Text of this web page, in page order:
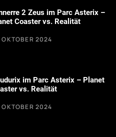
2 Zeus im Parc Asterix –
Coaster vs. Realität
OKTOBER 2024
im Parc Asterix – Planet
vs. Realität
OKTOBER 2024